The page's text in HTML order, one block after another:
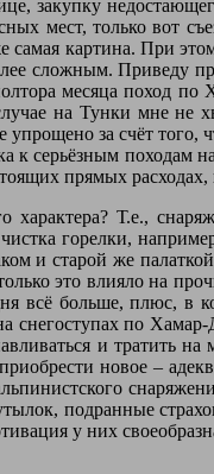
закупку
мест, только вот
самая картина. При
сложным. Приведу
месяца поход по
на Тунки мне
за счёт того,
к серьёзным
прямых
Т.е.,
горелки,
и старой же
это влияло на
всё больше, плюс, в
снегоступах по
и тратить
новое –
подранные
у них